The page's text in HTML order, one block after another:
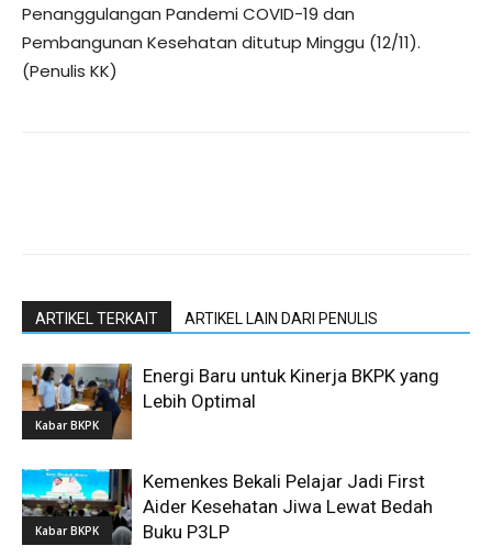
Penanggulangan Pandemi COVID-19 dan
Pembangunan Kesehatan ditutup Minggu (12/11).
(Penulis KK)
ARTIKEL TERKAIT ARTIKEL LAIN DARI PENULIS
Kabar BKPK
Energi Baru untuk Kinerja BKPK yang
Lebih Optimal
Kabar BKPK
Kemenkes Bekali Pelajar Jadi First
Aider Kesehatan Jiwa Lewat Bedah
Buku P3LP